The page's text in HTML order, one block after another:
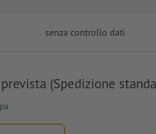
senza controllo dati
(Spedizione